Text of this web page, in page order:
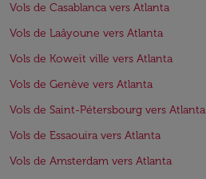
Vols de Casablanca vers Atlanta
Vols de Laâyoune vers Atlanta
Vols de Koweït ville vers Atlanta
Vols de Genève vers Atlanta
Vols de Saint-Pétersbourg vers Atlanta
Vols de Essaouira vers Atlanta
Vols de Amsterdam vers Atlanta